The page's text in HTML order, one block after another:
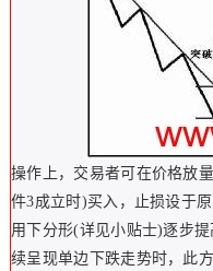
操作上，交易者可在价格放
件3成立时)买入，止损设于
用下分形(详见小贴士)逐步
续呈现单边下跌走势时，此